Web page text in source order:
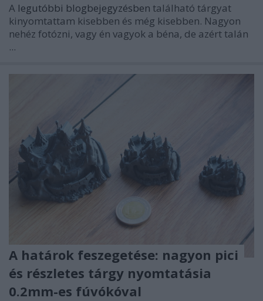
A legutóbbi blogbejegyzésben található tárgyat
kinyomtattam kisebben és még kisebben. Nagyon
nehéz fotózni, vagy én vagyok a béna, de azért talán
...
A határok feszegetése: nagyon pici
és részletes tárgy nyomtatásia
0.2mm-es fúvókóval